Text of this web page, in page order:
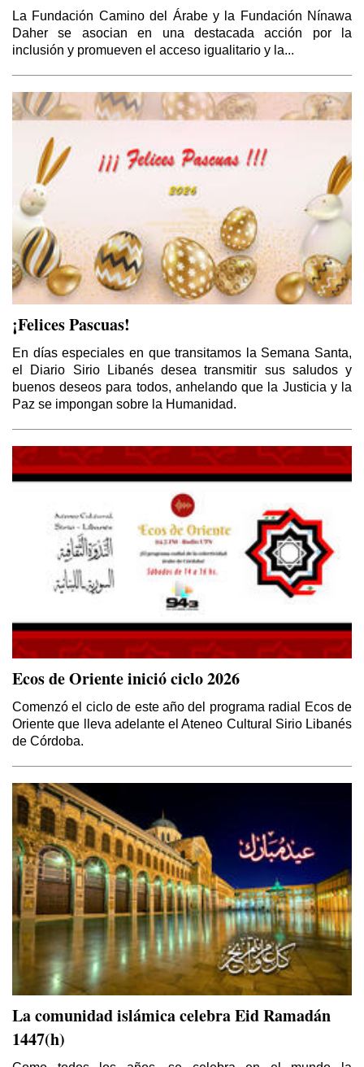
La Fundación Camino del Árabe y la Fundación Nínawa
Daher se asocian en una destacada acción por la
inclusión y promueven el acceso igualitario y la...
¡Felices Pascuas!
En días especiales en que transitamos la Semana Santa,
el Diario Sirio Libanés desea transmitir sus saludos y
buenos deseos para todos, anhelando que la Justicia y la
Paz se impongan sobre la Humanidad.
Ecos de Oriente inició ciclo 2026
Comenzó el ciclo de este año del programa radial Ecos de
Oriente que lleva adelante el Ateneo Cultural Sirio Libanés
de Córdoba.
La comunidad islámica celebra Eid Ramadán
1447(h)